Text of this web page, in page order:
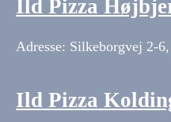
Ild Pizza
Adresse: Silkeborgvej 2-
Ild Pizza